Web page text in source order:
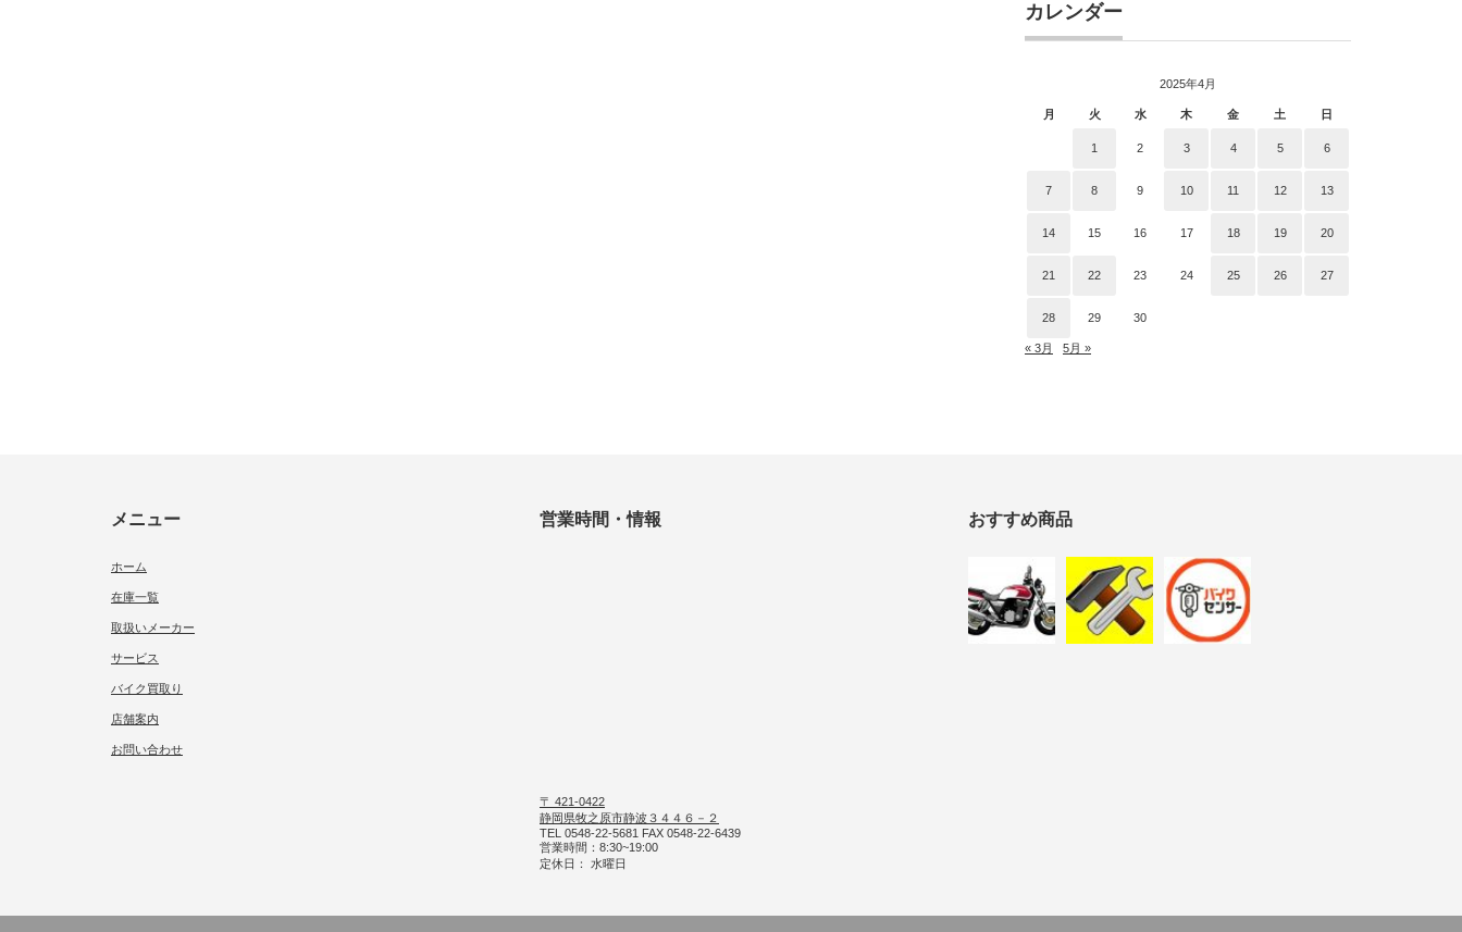
カレンダー
2025年4月
月 火 水 木 金 土 日
1 2 3 4 5 6
7 8 9 10 11 12 13
14 15 16 17 18 19 20
21 22 23 24 25 26 27
28 29 30
« 3月 5月 »
メニュー
ホーム
在庫一覧
取扱いメーカー
サービス
バイク買取り
店舗案内
お問い合わせ
営業時間・情報
〒 421-0422
静岡県牧之原市静波３４４６－２
TEL 0548-22-5681 FAX 0548-22-6439
営業時間：8:30~19:00
定休日： 水曜日
おすすめ商品